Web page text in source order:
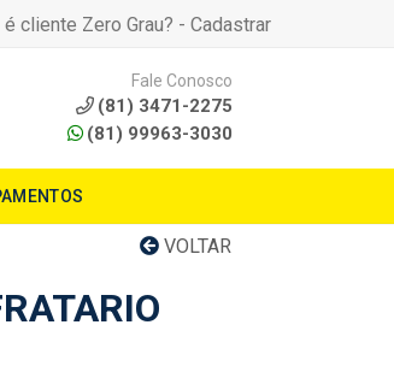
é cliente Zero Grau? - Cadastrar
Fale Conosco
(81) 3471-2275
(81) 99963-3030
VOLTAR